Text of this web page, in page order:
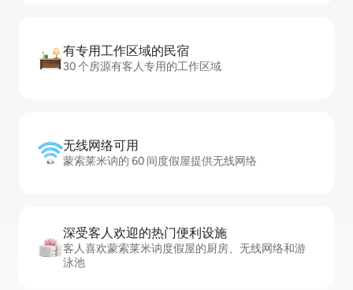
有专用工作区域的民宿
30 个房源有客人专用的工作区域
无线网络可用
蒙索莱米讷的 60 间度假屋提供无线网络
深受客人欢迎的热门便利设施
客人喜欢蒙索莱米讷度假屋的厨房、无线网络和游
泳池